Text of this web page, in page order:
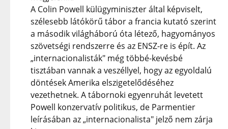
A Colin Powell külügyminiszter által képviselt,
szélesebb látókörű tábor a francia kutató szerint
a második világháború óta létező, hagyományos
szövetségi rendszerre és az ENSZ-re is épít. Az
„internacionalisták" még többé-kevésbé
tisztában vannak a veszéllyel, hogy az egyoldalú
döntések Amerika elszigetelődéséhez
vezethetnek. A tábornoki egyenruhát levetett
Powell konzervatív politikus, de Parmentier
leírásában az „internacionalista" jelző nem zárja